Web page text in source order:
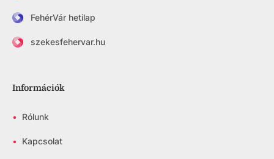
FehérVár hetilap
szekesfehervar.hu
Információk
• Rólunk
• Kapcsolat